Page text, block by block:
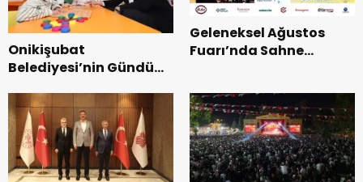
Onikişubat
Belediyesi’nin Gündüz
dönemin ön kayıtları
başladı.
Geleneksel Ağustos
Fuarı’nda Sahne